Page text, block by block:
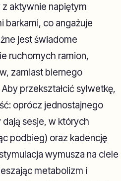
aktywnie napiętym
barkami, co angażuje
jest świadome
ruchomych ramion,
zamiast biernego
przekształcić sylwetkę,
oprócz jednostajnego
sesje, w których
podbieg) oraz kadencję
wymusza na ciele
metabolizm i